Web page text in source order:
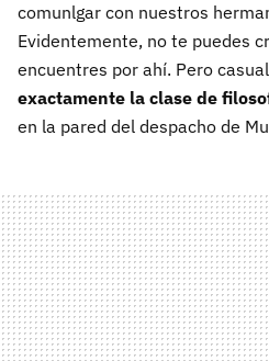
comunlgar con nuestros
Evidentemente, no te puedes
encuentres por ahí. Pero
exactamente la clase de
en la pared del despacho de